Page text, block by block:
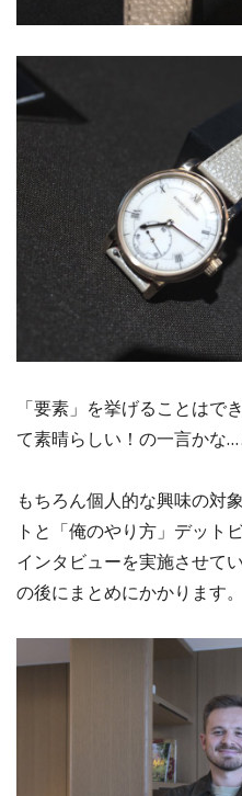
「要素」を挙げることはで
て素晴らしい！の一言かな…
もちろん個人的な興味の対
トと「俺のやり方」デット
インタビューを実施させて
の後にまとめにかかります。